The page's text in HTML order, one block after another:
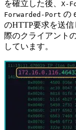
を確立した後、 X-
Forwarded-Port の
のHTTP要求を送
際のクライアント
しています。